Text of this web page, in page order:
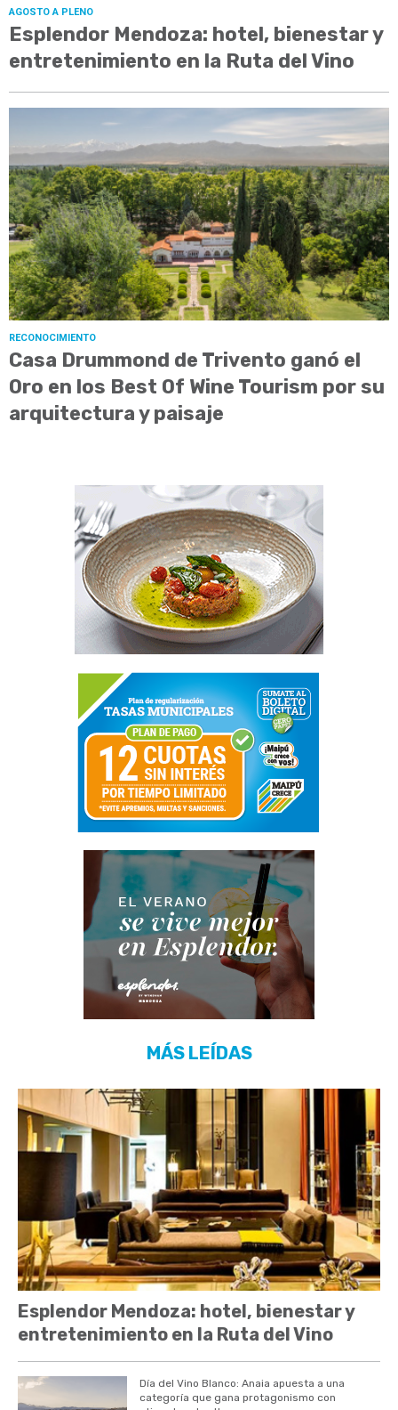
AGOSTO A PLENO
Esplendor Mendoza: hotel, bienestar y
entretenimiento en la Ruta del Vino
RECONOCIMIENTO
Casa Drummond de Trivento ganó el
Oro en los Best Of Wine Tourism por su
arquitectura y paisaje
MÁS LEÍDAS
Esplendor Mendoza: hotel, bienestar y
entretenimiento en la Ruta del Vino
Día del Vino Blanco: Anaia apuesta a una
categoría que gana protagonismo con